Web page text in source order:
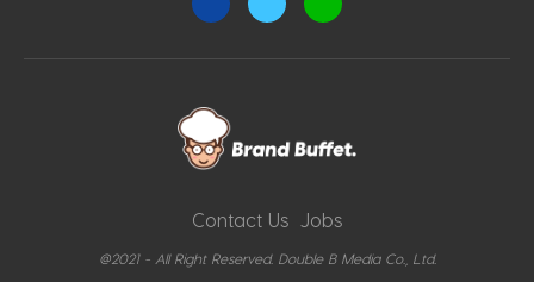
Contact Us Jobs
@2021 - All Right Reserved. Double B Media Co., Ltd.